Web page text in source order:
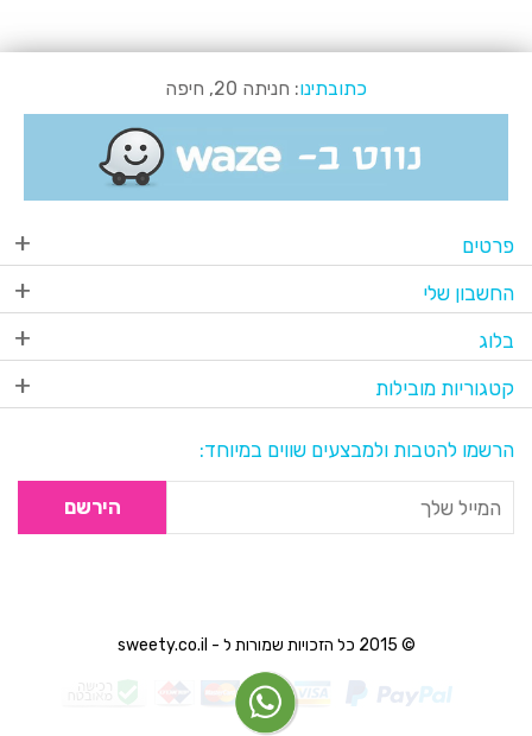
כתובתינו: חניתה 20, חיפה
פרטים
החשבון שלי
בלוג
קטגוריות מובילות
הרשמו להטבות ולמבצעים שווים במיוחד:
הירשם
© 2015 כל הזכויות שמורות ל - sweety.co.il